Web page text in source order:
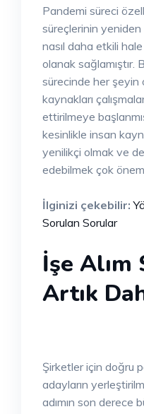
Pandemi süreci
süreçlerinin
nasıl daha etkili hale
olanak sağlamıştır.
sürecinde her şeyin
kaynakları
ettirilmeye
kesinlikle insan
yenilikçi olmak ve
edebilmek çok
İlginizi çekebilir:
Sorulan Sorular
İşe Alım
Artık
Şirketler için doğru
adayların
adımın son derece